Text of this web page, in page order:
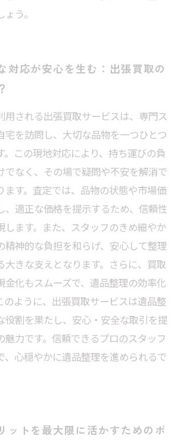
う。
対応が安心を生む：出張買取の
用される出張買取サービスは、専門ス
宅を訪問し、大切な品物を一つひとつ
。この現地対応により、持ち運びの負
でなく、その場で疑問や不安を解消で
ます。査定では、品物の状態や市場価
、適正な価格を提示するため、信頼性
します。また、スタッフのきめ細やか
精神的な負担を和らげ、安心して整理
大きな支えとなります。さらに、買取
金化もスムーズで、遺品整理の効率化
のように、出張買取サービスは遺品整
役割を果たし、安心・安全な取引を提
魅力です。信頼できるプロのスタッフ
、心穏やかに遺品整理を進められるで
ットを最大限に活かすためのポ